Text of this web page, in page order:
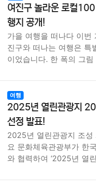
여진구 놀라운 로컬100
행지 공개!
가을 여행을 떠나다 이번
진구와 떠나는 여행은 특
이었습니다. 한 폭의 그
여행
2025년 열린관광지
선정 발표!
2025년 열린관광지 조성
요 문화체육관광부가 한
와 협력하여 ‘2025년 열